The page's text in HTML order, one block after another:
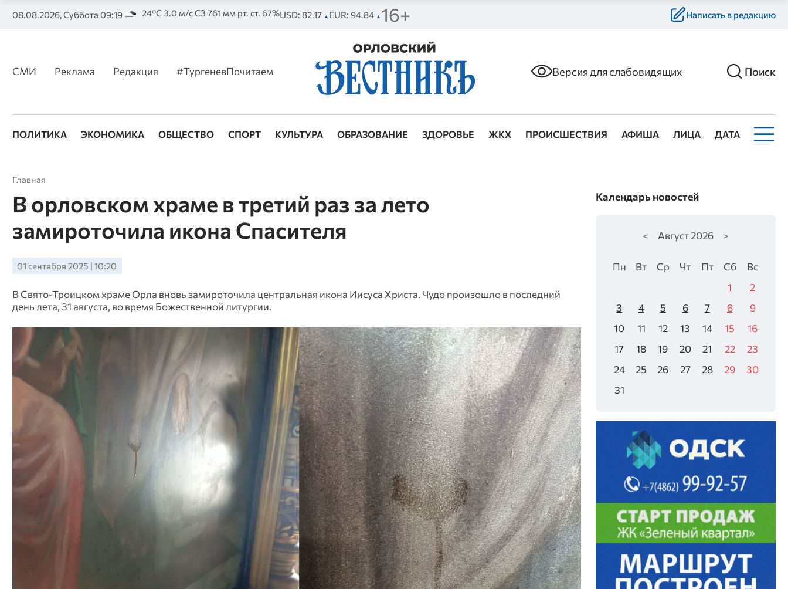
08.08.2026, Суббота 09:19 24°C 3.0 м/с СЗ 761 мм рт. ст. 67%USD: 82.17 ▲ EUR: 94.84 ▲ 16+ Написать в редакцию
СМИ Реклама Редакция #ТургеневПочитаем Версия для слабовидящих Поиск
ПОЛИТИКА ЭКОНОМИКА ОБЩЕСТВО СПОРТ КУЛЬТУРА ОБРАЗОВАНИЕ ЗДОРОВЬЕ ЖКХ ПРОИСШЕСТВИЯ АФИША ЛИЦА ДАТА
Главная
В орловском храме в третий раз за лето
замироточила икона Спасителя
01 сентября 2025 | 10:20
В Свято-Троицком храме Орла вновь замироточила центральная икона Иисуса Христа. Чудо произошло в последний
день лета, 31 августа, во время Божественной литургии.
Календарь новостей
< Август2026 >
Пн Вт Ср Чт Пт Сб
Вс
1
2
3
4 5 6 7 8
9
10
11 12 13 14 15
16
17
18 19 20 21 22
23
24
25 26 27 28 29
30
31